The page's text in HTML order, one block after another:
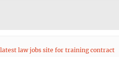
law jobs site for training contract